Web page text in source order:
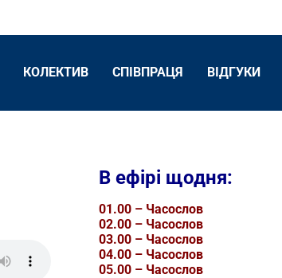
КОЛЕКТИВ CПІВПРАЦЯ ВІДГУКИ
В ефірі щодня:
01.00 – Часослов
02.00 – Часослов
03.00 – Часослов
04.00 – Часослов
05.00 – Часослов